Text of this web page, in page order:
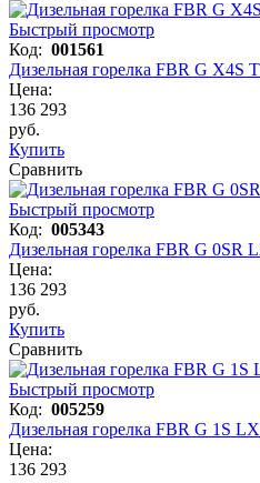
Быстрый просмотр
Код: 001561
Дизельная горелка FBR G X4S
Цена:
136 293
руб.
Купить
Сравнить
Быстрый просмотр
Код: 005343
Дизельная горелка FBR G 0SR
Цена:
136 293
руб.
Купить
Сравнить
Быстрый просмотр
Код: 005259
Дизельная горелка FBR G 1S
Цена:
136 293